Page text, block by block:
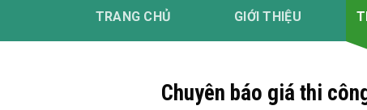
TRANG CHỦ GIỚI THIỆU
Chuyên báo giá thi